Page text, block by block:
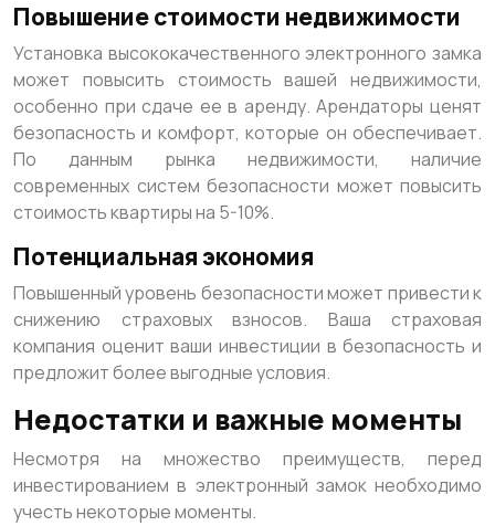
Повышение стоимости недвижимости
Установка высококачественного электронного замка
может повысить стоимость вашей недвижимости,
особенно при сдаче ее в аренду. Арендаторы ценят
безопасность и комфорт, которые он обеспечивает.
По данным рынка недвижимости, наличие
современных систем безопасности может повысить
стоимость квартиры на 5-10%.
Потенциальная экономия
Повышенный уровень безопасности может привести к
снижению страховых взносов. Ваша страховая
компания оценит ваши инвестиции в безопасность и
предложит более выгодные условия.
Недостатки и важные моменты
Несмотря на множество преимуществ, перед
инвестированием в электронный замок необходимо
учесть некоторые моменты.